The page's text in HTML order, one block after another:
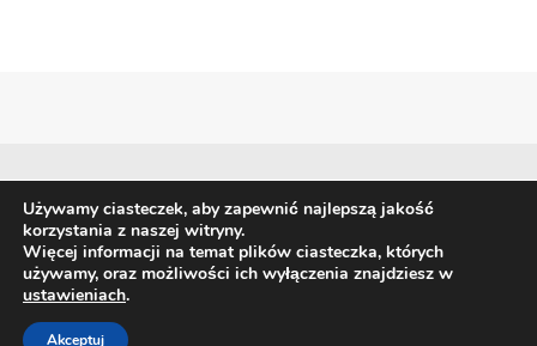
Biznes Giełda i waluty
Prawo
Technologia i trendy
Używamy ciasteczek, aby zapewnić najlepszą jakość
korzystania z naszej witryny.
Więcej informacji na temat plików ciasteczka, których
używamy, oraz możliwości ich wyłączenia znajdziesz w
ustawieniach.
Akceptuj